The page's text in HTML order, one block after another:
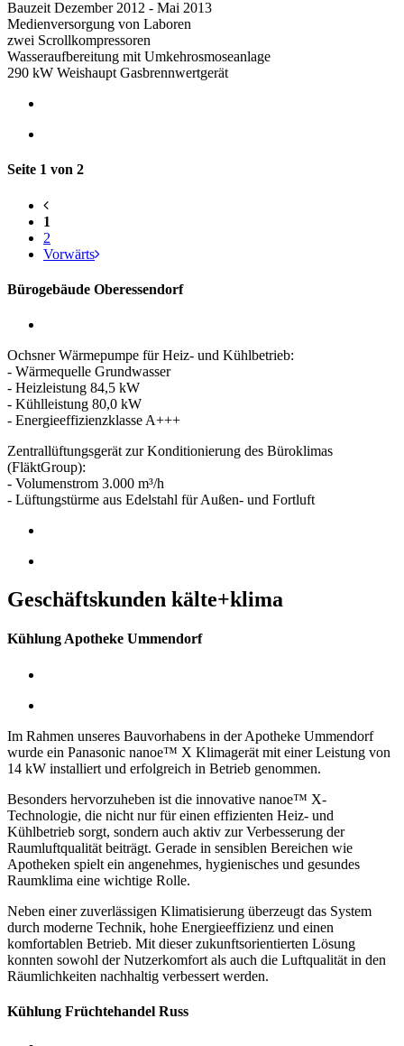
Bauzeit Dezember 2012 - Mai 2013
Medienversorgung von Laboren
zwei Scrollkompressoren
Wasseraufbereitung mit Umkehrosmoseanlage
290 kW Weishaupt Gasbrennwertgerät
Seite 1 von 2
1
2
Vorwärts
Bürogebäude Oberessendorf
Ochsner Wärmepumpe für Heiz- und Kühlbetrieb:
- Wärmequelle Grundwasser
- Heizleistung 84,5 kW
- Kühlleistung 80,0 kW
- Energieeffizienzklasse A+++
Zentrallüftungsgerät zur Konditionierung des Büroklimas
(FläktGroup):
- Volumenstrom 3.000 m³/h
- Lüftungstürme aus Edelstahl für Außen- und Fortluft
Geschäftskunden kälte+klima
Kühlung Apotheke Ummendorf
Im Rahmen unseres Bauvorhabens in der Apotheke Ummendorf
wurde ein Panasonic nanoe™ X Klimagerät mit einer Leistung von
14 kW installiert und erfolgreich in Betrieb genommen.
Besonders hervorzuheben ist die innovative nanoe™ X-
Technologie, die nicht nur für einen effizienten Heiz- und
Kühlbetrieb sorgt, sondern auch aktiv zur Verbesserung der
Raumluftqualität beiträgt. Gerade in sensiblen Bereichen wie
Apotheken spielt ein angenehmes, hygienisches und gesundes
Raumklima eine wichtige Rolle.
Neben einer zuverlässigen Klimatisierung überzeugt das System
durch moderne Technik, hohe Energieeffizienz und einen
komfortablen Betrieb. Mit dieser zukunftsorientierten Lösung
konnten sowohl der Nutzerkomfort als auch die Luftqualität in den
Räumlichkeiten nachhaltig verbessert werden.
Kühlung Früchtehandel Russ